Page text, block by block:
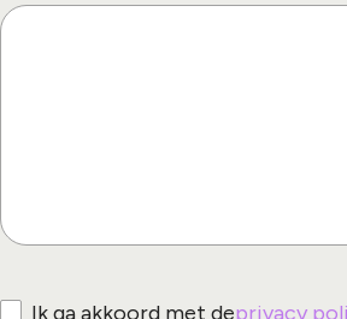
Ik ga akkoord met deprivacy